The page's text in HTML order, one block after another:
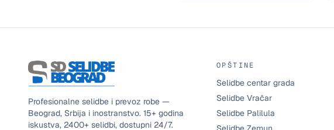
Profesionalne selidbe i prevoz robe —
Beograd, Srbija i inostranstvo. 15+ godina
iskustva, 2400+ selidbi, dostupni 24/7.
OPŠTINE
Selidbe centar grada
Selidbe Vračar
Selidbe Palilula